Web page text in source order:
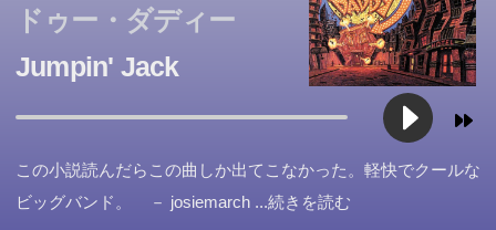
ドゥー・ダディー
Jumpin' Jack
この小説読んだらこの曲しか出てこなかった。軽快でクールな
ビッグバンド。 － josiemarch ...続きを読む